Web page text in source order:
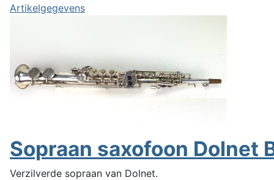
Artikelgegevens
Sopraan saxofoon Dolnet
Verzilverde sopraan van Dolnet.